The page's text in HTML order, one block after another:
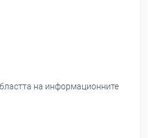
на информационните